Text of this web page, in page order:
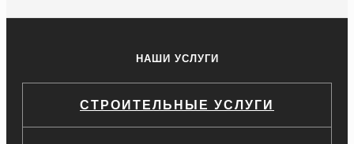
НАШИ УСЛУГИ
СТРОИТЕЛЬНЫЕ УСЛУГИ